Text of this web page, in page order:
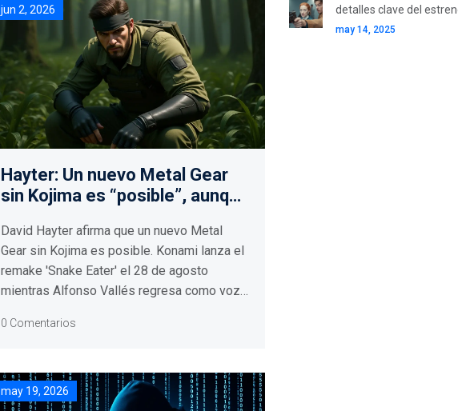
jun 2, 2026
Hayter: Un nuevo Metal Gear
sin Kojima es “posible”, aunque
David Hayter afirma que un nuevo Metal
Gear sin Kojima es posible. Konami lanza el
remake 'Snake Eater' el 28 de agosto
mientras Alfonso Vallés regresa como voz
0 Comentarios
may 19, 2026
detalles clave del
may 14, 2025